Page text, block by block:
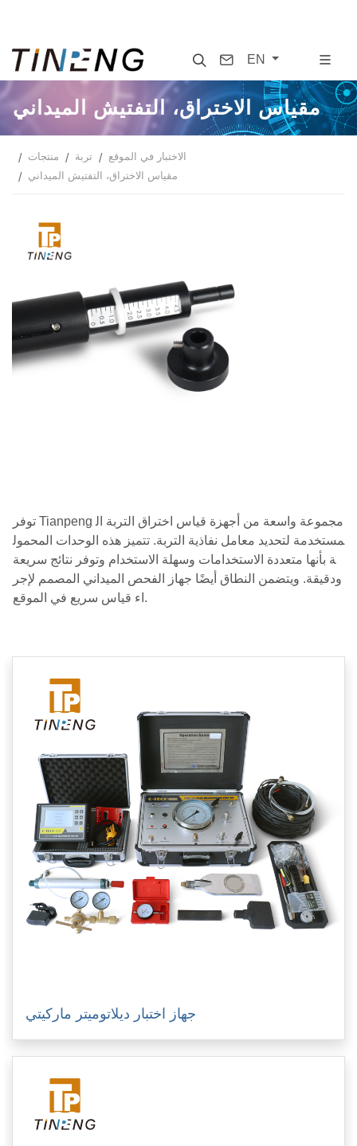
SearchContact
EN
مقياس الاختراق، التفتيش الميداني
منتجات تربة
الاختبار في الموقع
مقياس الاختراق، التفتيش الميداني
توفر Tianpeng مجموعة واسعة من أجهزة قياس اختراق التربة ال
مستخدمة لتحديد معامل نفاذية التربة. تتميز هذه الوحدات المحمول
ة بأنها متعددة الاستخدامات وسهلة الاستخدام وتوفر نتائج سريعة
ودقيقة. ويتضمن النطاق أيضًا جهاز الفحص الميداني المصمم لإجر
اء قياس سريع في الموقع.
جهاز اختبار ديلاتوميتر ماركيتي